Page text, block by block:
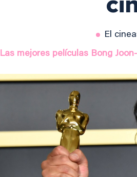
El
Las mejores películas Bong